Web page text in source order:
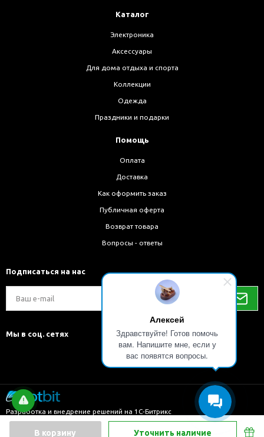
Алексей
Здравствуйте! Готов помочь
вам. Напишите мне, если у
вас появятся вопросы.
Уточнить наличие
В корзину
Каталог
Электроника
Аксессуары
Для дома отдыха и спорта
Коллекции
Одежда
Праздники и подарки
Помощь
Оплата
Доставка
Как оформить заказ
Публичная оферта
Возврат товара
Вопросы - ответы
Подписаться на нас
Мы в соц. сетях
Разработка и внедрение решений на 1С-Битрикс
Быстро с 1С-Битрикс